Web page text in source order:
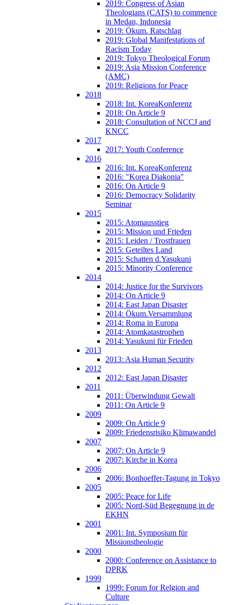
2019: Congress of Asian
Theologians (CATS) to commence
in Medan, Indonesia
2019: Ökum. Ratschlag
2019: Global Manifestations of
Racism Today
2019: Tokyo Theological Forum
2019: Asia Mission Conference
(AMC)
2019: Religions for Peace
2018
2018: Int. KoreaKonferenz
2018: On Article 9
2018: Consultation of NCCJ and
KNCC
2017
2017: Youth Conference
2016
2016: Int. KoreaKonferenz
2016: "Korea Diakonia"
2016: On Article 9
2016: Democracy Solidarity
Seminar
2015
2015: Atomausstieg
2015: Mission und Frieden
2015: Leiden / Trostfrauen
2015: Geteiltes Land
2015: Schatten d.Yasukuni
2015: Minority Conference
2014
2014: Justice for the Survivors
2014: On Article 9
2014: East Japan Disaster
2014: Ökum.Versammlung
2014: Roma in Europa
2014: Atomkatastrophen
2014: Yasukuni für Frieden
2013
2013: Asia Human Security
2012
2012: East Japan Disaster
2011
2011: Überwindung Gewalt
2011: On Article 9
2009
2009: On Article 9
2009: Friedensrisiko Klimawandel
2007
2007: On Article 9
2007: Kirche in Korea
2006
2006: Bonhoeffer-Tagung in Tokyo
2005
2005: Peace for Life
2005: Nord-Süd Begegnung in de
EKHN
2001
2001: Int. Symposium für
Missionstheologie
2000
2000: Conference on Assistance to
DPRK
1999
1999: Forum for Relgion and
Culture